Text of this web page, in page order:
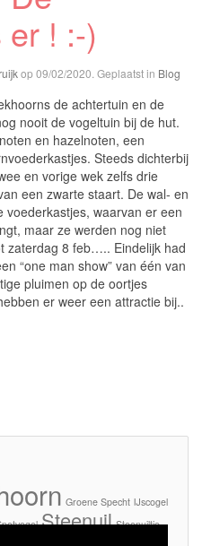
! :-)
op09/02/2020 . Geplaatst in Blog
de achtertuin en de
nooit de vogeltuin bij de hut.
en hazelnoten, een
Steeds dichterbij
en vorige wek zelfs drie
een zwarte staart. De wal- en
voederkastjes, waarvan er een
maar ze werden nog niet
zaterdag 8 feb….. Eindelijk had
“one man show” van één van
pluimen op de oortjes
er weer een attractie bij..
Groene Specht IJscogel
Steenuil Steenuiltje